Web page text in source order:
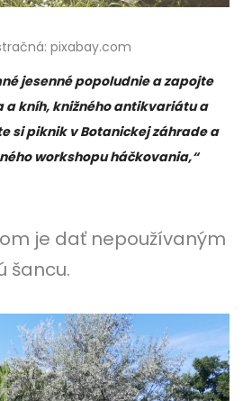
pixabay.com
jesenné popoludnie a zapojte
a kníh, knižného antikvariátu a
si piknik v Botanickej záhrade a
workshopu háčkovania,“
je dať nepoužívaným
šancu.